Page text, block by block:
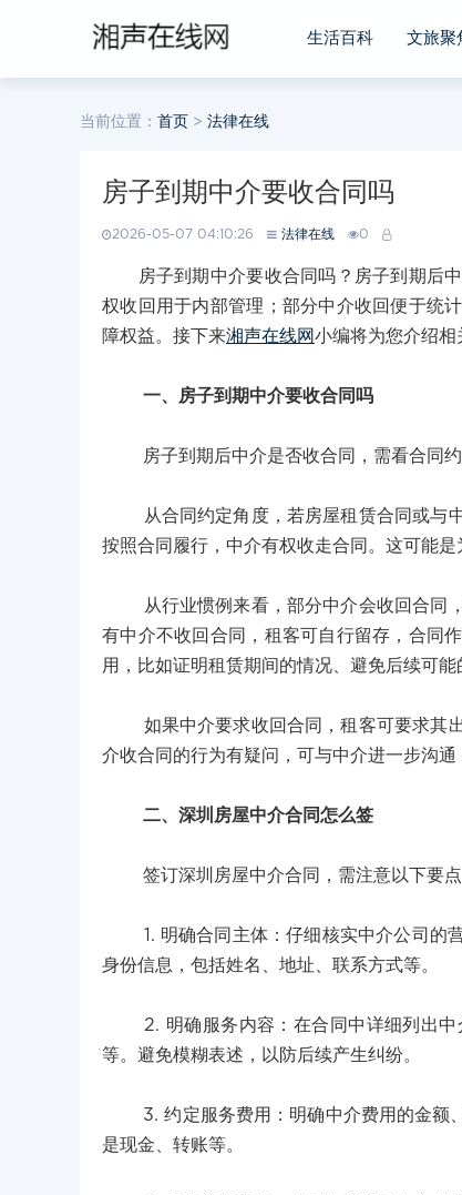
生活百科 文旅聚
当前位置： 首页 > 法律在线
房子到期中介要收合同吗
2026-05-07 04:10:26 法律在线 0
房子到期中介要收合同吗？房子到期后中
权收回用于内部管理；部分中介收回便于统
障权益。接下来湘声在线网小编将为您介绍相
一、房子到期中介要收合同吗
房子到期后中介是否收合同，需看合同约
从合同约定角度，若房屋租赁合同或与中
按照合同履行，中介有权收走合同。这可能是
从行业惯例来看，部分中介会收回合同，
有中介不收回合同，租客可自行留存，合同
用，比如证明租赁期间的情况、避免后续可能
如果中介要求收回合同，租客可要求其出
介收合同的行为有疑问，可与中介进一步沟通
二、深圳房屋中介合同怎么签
签订深圳房屋中介合同，需注意以下要点
1. 明确合同主体：仔细核实中介公司的营
身份信息，包括姓名、地址、联系方式等。
2. 明确服务内容：在合同中详细列出中
等。避免模糊表述，以防后续产生纠纷。
3. 约定服务费用：明确中介费用的金额、
是现金、转账等。